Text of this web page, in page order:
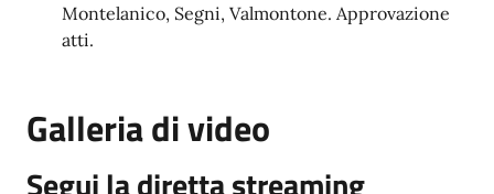
Montelanico, Segni, Valmontone. Approvazione
atti.
Galleria di video
Segui la diretta streaming